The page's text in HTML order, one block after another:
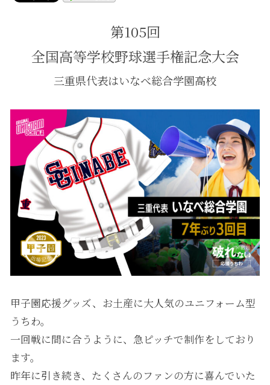
第105回
全国高等学校野球選手権記念大会
三重県代表はいなべ総合学園高校
甲子園応援グッズ、お土産に大人気のユニフォーム型
うちわ。
一回戦に間に合うように、急ピッチで制作をしており
ます。
昨年に引き続き、たくさんのファンの方に喜んでいた